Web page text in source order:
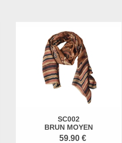
SC002
BRUN MOYEN
59.90 €